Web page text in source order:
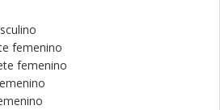
femenino
femenino